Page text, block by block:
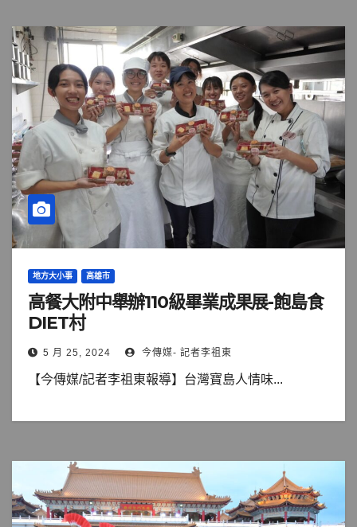
地方大小事 高雄市
高餐大附中舉辦110級畢業成果展-飽島食
DIET村
5 月 25, 2024 今傳媒- 記者李祖東
【今傳媒/記者李祖東報導】台灣寶島人情味...